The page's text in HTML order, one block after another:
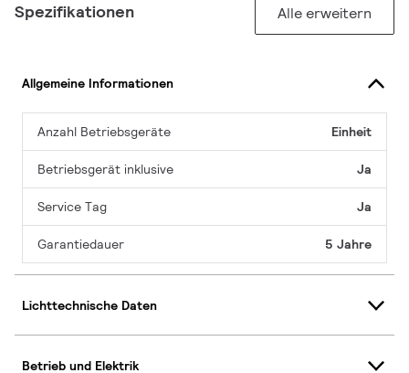
Spezifikationen Alle erweitern
Allgemeine Informationen
Anzahl Betriebsgeräte Einheit
Betriebsgerät inklusive Ja
Service Tag Ja
Garantiedauer 5 Jahre
Lichttechnische Daten
Betrieb und Elektrik